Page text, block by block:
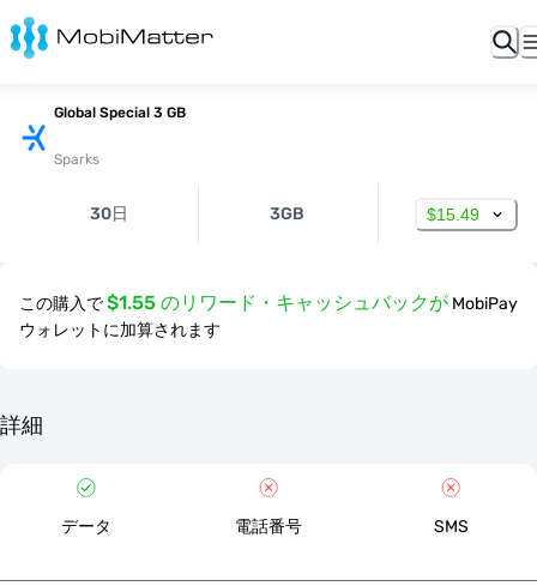
Global Special 3 GB
Sparks
30日 3GB $15.49
この購入で$1.55 のリワード・キャッシュバックが MobiPay
ウォレットに加算されます
詳細
データ 電話番号 SMS